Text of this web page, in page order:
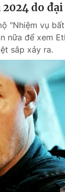
2024 do
"Nhiệm vụ
nữa để xem
sắp xảy ra.